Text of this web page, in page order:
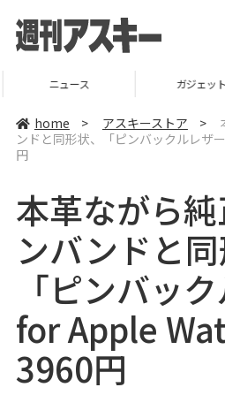
ニュース ガジェット
home > アスキーストア >
ンドと同形状、「ピンバックルレザ
円
本革ながら
ンバンドと同
「ピンバッ
for Apple
3960円